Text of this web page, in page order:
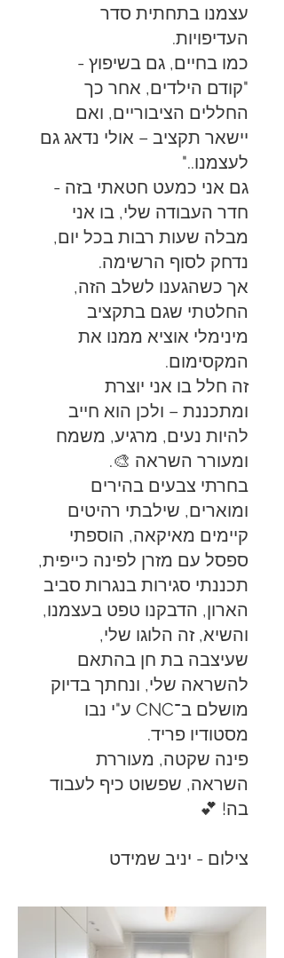
עצמנו בתחתית סדר
העדיפויות.
כמו בחיים, גם בשיפוץ -
"קודם הילדים, אחר כך
החללים הציבוריים, ואם
יישאר תקציב – אולי נדאג גם
לעצמנו.."
גם אני כמעט חטאתי בזה -
חדר העבודה שלי, בו אני
מבלה שעות רבות בכל יום,
נדחק לסוף הרשימה.
אך כשהגענו לשלב הזה,
החלטתי שגם בתקציב
מינימלי אוציא ממנו את
המקסימום.
זה חלל בו אני יוצרת
ומתכננת – ולכן הוא חייב
להיות נעים, מרגיע, משמח
ומעורר השראה 🎨.
בחרתי צבעים בהירים
ומוארים, שילבתי רהיטים
קיימים מאיקאה, הוספתי
ספסל עם מזרן לפינה כייפית,
תכננתי סגירות בנגרות סביב
הארון, הדבקנו טפט בעצמנו,
והשיא, זה הלוגו שלי,
שעיצבה בת חן בהתאם
להשראה שלי, ונחתך בדיוק
מושלם ב־CNC ע"י נבו
מסטודיו פריד.
פינה שקטה, מעוררת
השראה, שפשוט כיף לעבוד
בה! 💕
צילום - יניב שמידט